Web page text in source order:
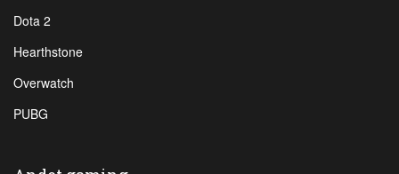
Dota 2
Hearthstone
Overwatch
PUBG